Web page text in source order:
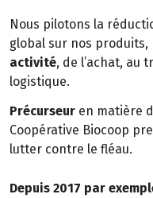
Nous pilotons la
global sur nos produits,
activité, de l’achat, au
logistique.
Précurseur en matière
Coopérative Biocoop
lutter contre le fléau.
Depuis 2017 par